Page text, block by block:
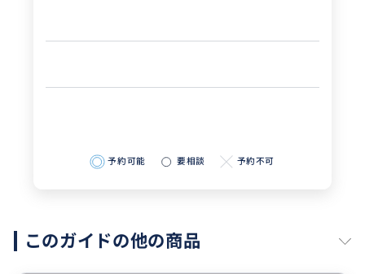
予約可能 要相談 予約不可
このガイドの他の商品